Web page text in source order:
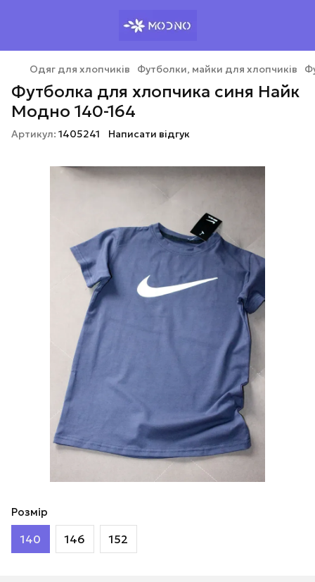
Одяг для хлопчиків Футболки, майки для хлопчиків
Футболка для хлопчика синя Найк
Модно 140-164
Артикул: 1405241 Написати відгук
Розмір
140 146 152